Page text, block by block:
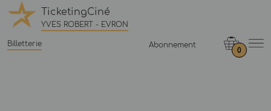
TicketingCiné
YVES ROBERT - EVRON
Billetterie Abonnement
0